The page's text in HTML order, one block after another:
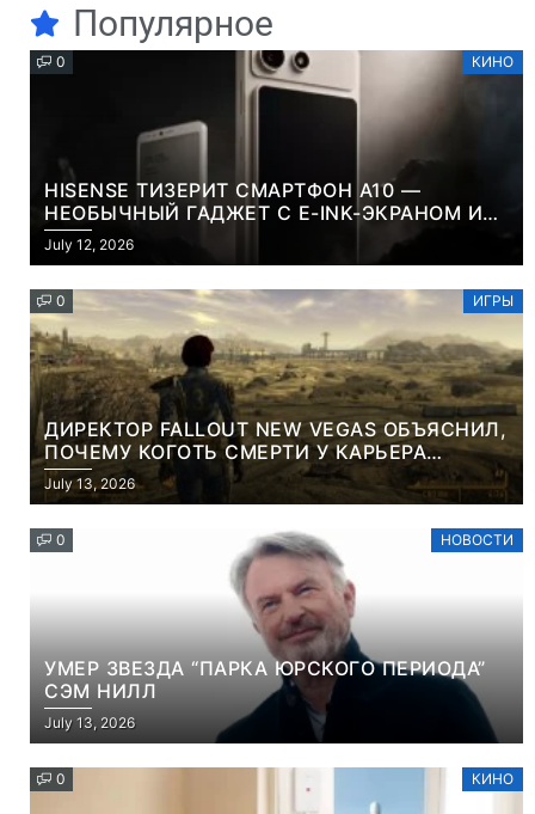
Популярное
0 КИНО
HISENSE ТИЗЕРИТ СМАРТФОН A10 —
НЕОБЫЧНЫЙ ГАДЖЕТ С E-INK-ЭКРАНОМ И
СЪЕМНОЙ LCD-ПАНЕЛЬЮ ДЛЯ ЦВЕТНОГО
КОНТЕНТА И СОЦСЕТЕЙ
July 12, 2026
0 ИГРЫ
ДИРЕКТОР FALLOUT NEW VEGAS ОБЪЯСНИЛ,
ПОЧЕМУ КОГОТЬ СМЕРТИ У КАРЬЕРА
НАМЕРЕННО СНОСИТ ВАМ ГОЛОВУ
July 13, 2026
0 НОВОСТИ
УМЕР ЗВЕЗДА “ПАРКА ЮРСКОГО ПЕРИОДА”
СЭМ НИЛЛ
July 13, 2026
0 КИНО